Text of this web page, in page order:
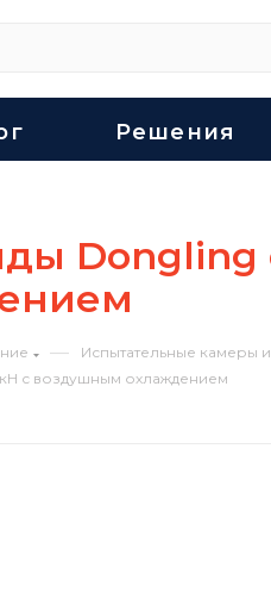
Решения
Dongling
— Испытательные камеры
с воздушным охлаждением